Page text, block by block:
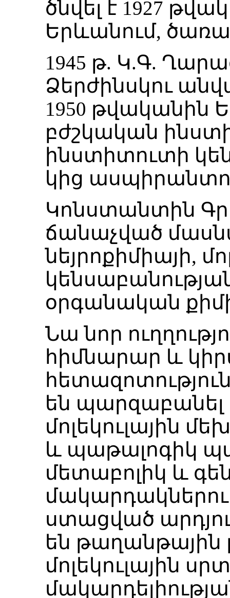
ծնվել է 1927
Երևանում,
1945 թ. Կ.Գ.
Ձերժինսկու
1950
բժշկական
ինստիտուտի
կից
Կոնստանտին
ճանաչված
նեյրոքիմիայի,
օրգանական
Նա նոր
հիմնարար և
են պարզաբանել
մոլեկուլային
և պաթալոգիկ
մետաբոլիկ և
ստացված
են թաղանթային
մոլեկուլային